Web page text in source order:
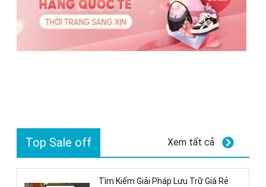
Top Sale off Xem tất cả
Tìm Kiếm Giải Pháp Lưu Trữ Giá Rẻ